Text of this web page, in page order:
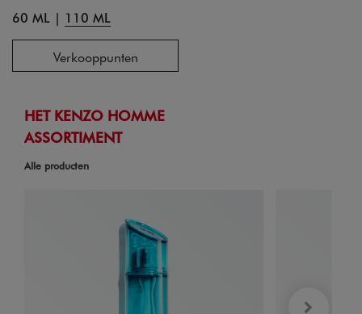
60 ML | 110 ML
Verkooppunten
HET KENZO HOMME
ASSORTIMENT
Alle producten